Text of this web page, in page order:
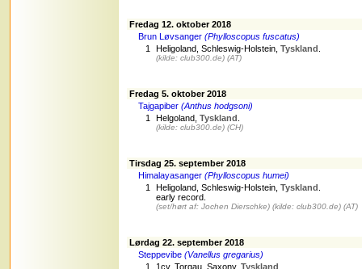
Fredag 12. oktober 2018
Brun Løvsanger (Phylloscopus fuscatus)
1
Heligoland, Schleswig-Holstein, Tyskland
(kilde: club300.de) (AT)
Fredag 5. oktober 2018
Tajgapiber (Anthus hodgsoni)
1
Helgoland, Tyskland
(kilde: club300.de) (CH)
Tirsdag 25. september 2018
Himalayasanger (Phylloscopus humei)
1
Heligoland, Schleswig-Holstein, Tyskland
early record.
(set/hørt af: Jochen Dierschke) (kilde: club300.de) (AT)
Lørdag 22. september 2018
Steppevibe (Vanellus gregarius)
1
1cy, Torgau, Saxony, Tyskland